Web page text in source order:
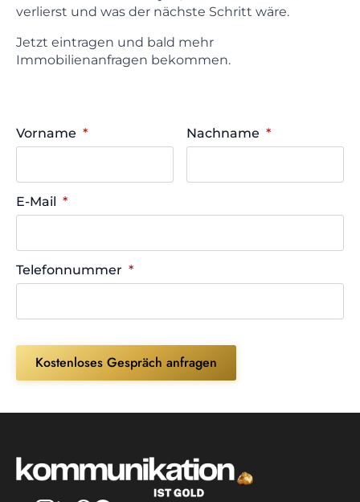
verlierst und was der nächste Schritt wäre.
Jetzt eintragen und bald mehr
Immobilienanfragen bekommen.
Vorname * Nachname *
E-Mail *
Telefonnummer *
Kostenloses Gespräch anfragen